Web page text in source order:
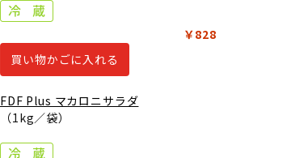
￥828
買い物かごに入れる
FDF Plus マカロニサラダ
（1kg／袋）